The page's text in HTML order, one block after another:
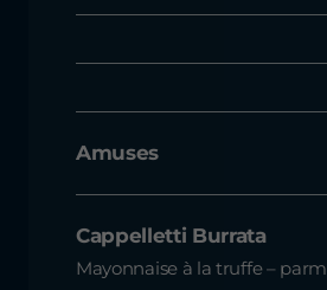
Amuses
Cappelletti Burrata
Mayonnaise à la truffe –